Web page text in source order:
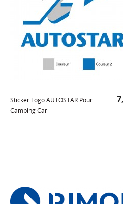
Sticker Logo AUTOSTAR Pour
Camping Car